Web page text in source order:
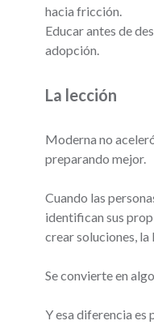
hacia fricción.
Educar antes de
adopción.
La lección
Moderna no
preparando mejor.
Cuando las
identifican sus
crear soluciones, la
Se convierte en
Y esa diferencia es